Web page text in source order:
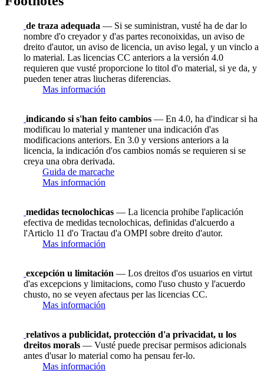
de traza adequada — Si se suministran, vusté ha de dar lo
nombre d'o creyador y d'as partes reconoixidas, un aviso de
dreito d'autor, un aviso de licencia, un aviso legal, y un vinclo a
lo material. Las licencias CC anteriors a la versión 4.0
requieren que vusté proporcione lo titol d'o material, si ye da, y
pueden tener atras liucheras diferencias.
Mas información
indicando si s'han feito cambios — En 4.0, ha d'indicar si ha
modificau lo material y mantener una indicación d'as
modificacions anteriors. En 3.0 y versions anteriors a la
licencia, la indicación d'os cambios nomás se requieren si se
creya una obra derivada.
Guida de marcache
Mas información
medidas tecnolochicas — La licencia prohibe l'aplicación
efectiva de medidas tecnolochicas, definidas d'alcuerdo a
l'Articlo 11 d'o Tractau d'a OMPI sobre dreito d'autor.
Mas información
excepción u limitación — Los dreitos d'os usuarios en virtut
d'as excepcions y limitacions, como l'uso chusto y l'acuerdo
chusto, no se veyen afectaus per las licencias CC.
Mas información
relativos a publicidat, protección d'a privacidat, u los
dreitos morals — Vusté puede precisar permisos adicionals
antes d'usar lo material como ha pensau fer-lo.
Mas información